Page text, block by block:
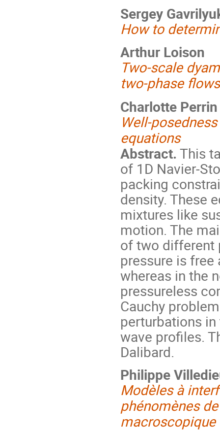
Sergey
How to
Arthur Loison
Two-scale
two-phase flows
Charlotte Perrin
Well-
equations
Abstract. This
of 1D Navier-
packing
density. These
mixtures like
motion. The
of two different
pressure is
whereas in the
pressureless
Cauchy
perturbations
wave profiles.
Dalibard.
Philippe
Modèles à
phénomènes
macroscopique